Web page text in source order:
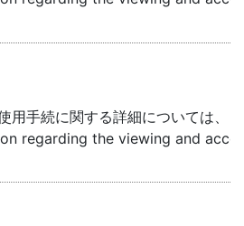
用手続に関する詳細については、「
regarding the viewing and